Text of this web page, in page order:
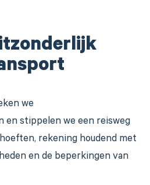
we
en stippelen we een reisweg
rekening houdend met
en de beperkingen van